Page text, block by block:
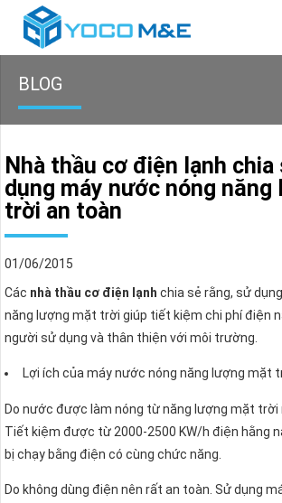
BLOG
Nhà thầu cơ điện lạnh chia
dụng máy nước nóng
trời an toàn
01/06/2015
Các nhà thầu cơ điện lạnh chia sẻ rằng, sử
năng lượng mặt trời giúp tiết kiệm chi phí điện
người sử dụng và thân thiện với môi trường.
Lợi ích của máy nước nóng năng lượng mặt
Do nước được làm nóng từ năng lượng mặt trời
Tiết kiệm được từ 2000-2500 KW/h điện hằng
bị chạy bằng điện có cùng chức năng.
Do không dùng điện nên rất an toàn. Sử dụng